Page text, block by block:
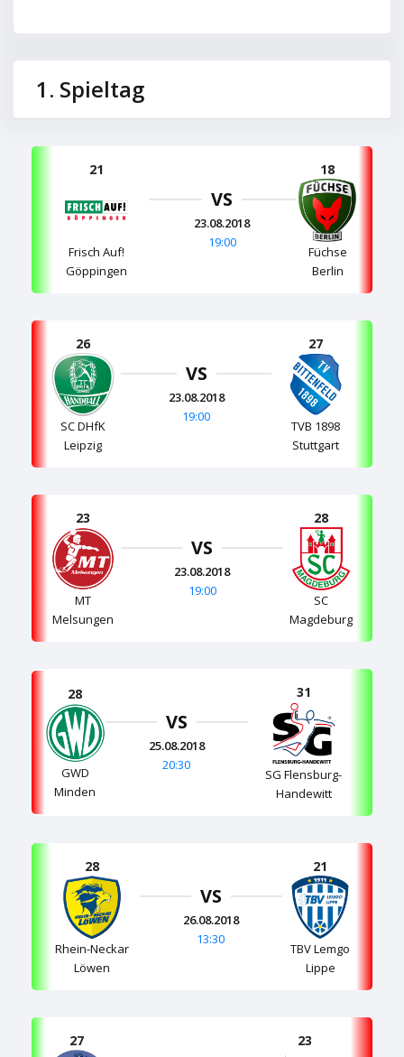
1. Spieltag
21
Frisch Auf!
Göppingen
VS
23.08.2018
19:00
18
Füchse
Berlin
26
SC DHfK
Leipzig
VS
23.08.2018
19:00
27
TVB 1898
Stuttgart
23
MT
Melsungen
VS
23.08.2018
19:00
28
SC
Magdeburg
28
GWD
Minden
VS
25.08.2018
20:30
31
SG Flensburg-
Handewitt
28
Rhein-Neckar
Löwen
VS
26.08.2018
13:30
21
TBV Lemgo
Lippe
27 23